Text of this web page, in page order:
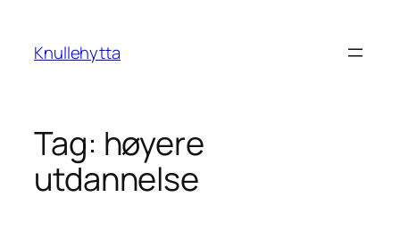
content
Knullehytta
Tag: høyere
utdannelse